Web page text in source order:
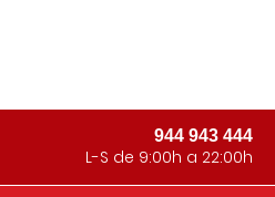
944 943 444
L-S de 9:00h a 22:00h